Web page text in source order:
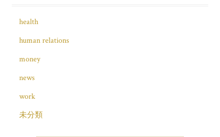
health
human relations
money
news
work
未分類